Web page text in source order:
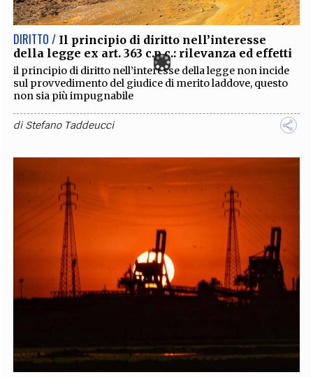
DIRITTO / Il principio di diritto nell’interesse
della legge ex art. 363 c.p.c.: rilevanza ed effetti
il principio di diritto nell’interesse della legge non incide
sul provvedimento del giudice di merito laddove, questo
non sia più impugnabile
diStefano Taddeucci